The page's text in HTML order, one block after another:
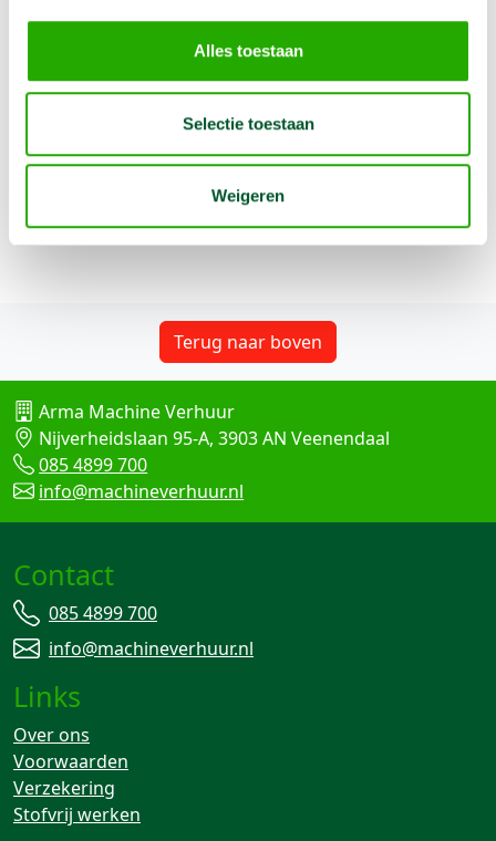
Alles toestaan
Selectie toestaan
Weigeren
kunt u de wielen
Na de 1steweek berekenen wij dagprijzen !
Terug naar boven
Arma Machine Verhuur
Nijverheidslaan 95-A, 3903 AN Veenendaal
085 4899 700
info@machineverhuur.nl
Contact
085 4899 700
info@machineverhuur.nl
Links
Over ons
Voorwaarden
Verzekering
Stofvrij werken